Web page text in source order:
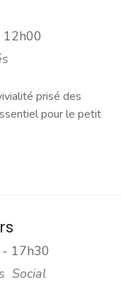
prisé des
pour le petit
17h30
Social